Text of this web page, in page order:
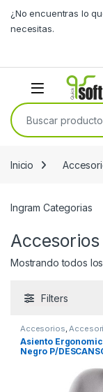
¿No encuentras lo
necesitas.
Buscar por:
Inicio
Ingram Categorias
Mostrando todos
Filters
Accesorios,
Escritorio
Asiento
Negro P/